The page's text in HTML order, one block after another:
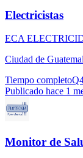
Electricistas
ECA
Ciudad de
Tiempo completo
Publicado hace 1
Monitor de